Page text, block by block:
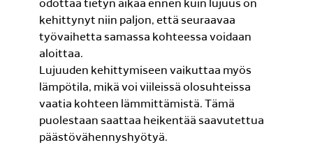
odottaa tietyn aikaa ennen kuin lujuus on
kehittynyt niin paljon, että seuraavaa
työvaihetta samassa kohteessa voidaan
aloittaa.
Lujuuden kehittymiseen vaikuttaa myös
lämpötila, mikä voi viileissä olosuhteissa
vaatia kohteen lämmittämistä. Tämä
puolestaan saattaa heikentää saavutettua
päästövähennyshyötyä.